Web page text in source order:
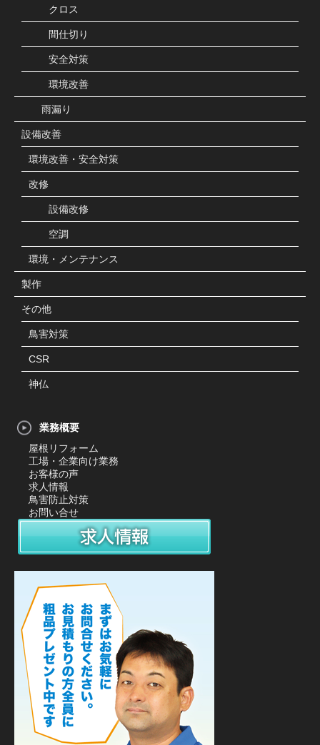
クロス
間仕切り
安全対策
環境改善
雨漏り
設備改善
環境改善・安全対策
改修
設備改修
空調
環境・メンテナンス
製作
その他
鳥害対策
CSR
神仏
業務概要
屋根リフォーム
工場・企業向け業務
お客様の声
求人情報
鳥害防止対策
お問い合せ